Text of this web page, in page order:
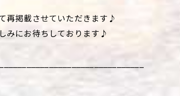
再掲載させていただきます♪
みにお待ちしております♪